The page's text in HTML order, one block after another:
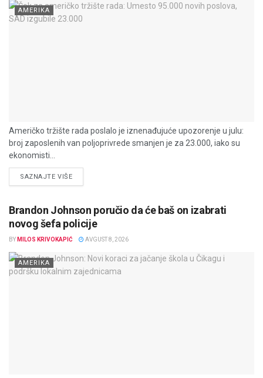
AMERIKA
Američko tržište rada poslalo je iznenađujuće upozorenje u julu:
broj zaposlenih van poljoprivrede smanjen je za 23.000, iako su
ekonomisti...
SAZNAJTE VIŠEDETAILS
Brandon Johnson poručio da će baš on izabrati
novog šefa policije
BY MILOS KRIVOKAPIĆ AVGUST 8, 2026
AMERIKA